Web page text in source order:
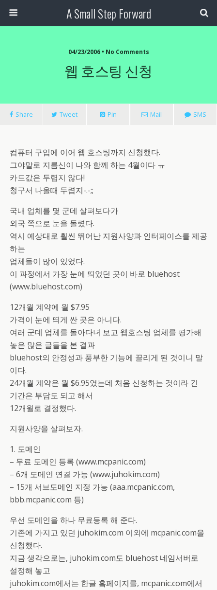
A Small Step Forward
04/23/2006 • No Comments
웹 호스팅 신청
Share Tweet Pin Mail SMS
컴퓨터 구입에 이어 웹 호스팅까지 신청했다.
그야말로 지름신이 나와 함께 하는 4월이다 ㅠ
카드값은 두렵지 않다!
청구서 나올때 두렵지-.-;;
국내 업체를 몇 군데 살펴보다가
외국 쪽으로 눈을 돌렸다.
역시 예상대로 훨씬 뛰어난 지원사양과 인터페이스를 제공
하는
업체들이 많이 있었다.
이 과정에서 가장 눈에 띄었던 곳이 바로 bluehost
(www.bluehost.com)
12개월 계약에 월 $7.95
가격이 눈에 띄게 싼 곳은 아니다.
여러 군데 업체를 돌아다녀 보고 웹호스팅 업체를 평가해
놓은 많은 글들을 본 결과
bluehost의 안정성과 풍부한 기능에 끌리게 된 것이니 말
이다.
24개월 계약은 월 $6.95였는데 처음 신청하는 것이라 긴
기간은 부담도 되고 해서
12개월로 결정했다.
지원사양을 살펴보자.
1. 도메인
– 무료 도메인 등록 (www.mcpanic.com)
– 6개 도메인 연결 가능 (www.juhokim.com)
– 15개 서브도메인 지정 가능 (aaa.mcpanic.com,
bbb.mcpanic.com 등)
우선 도메인을 하나 무료등록 해 준다.
기존에 가지고 있던 juhokim.com 이외에 mcpanic.com을
신청했다.
지금 생각으로는, juhokim.com도 bluehost 네임서버로
설정해 놓고
juhokim.com에서는 한글 홈페이지를, mcpanic.com에서